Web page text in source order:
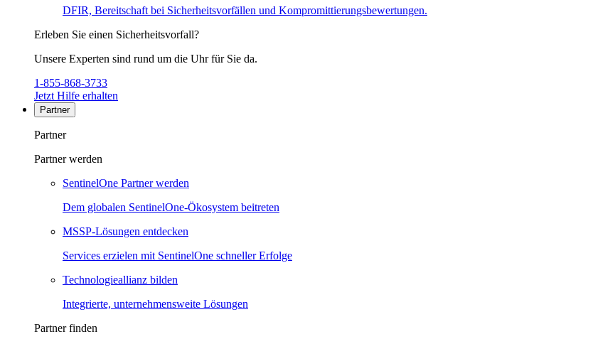
DFIR, Bereitschaft bei Sicherheitsvorfällen und Kompromittierungsbewertungen.
Erleben Sie einen Sicherheitsvorfall?
Unsere Experten sind rund um die Uhr für Sie da.
1-855-868-3733
Jetzt Hilfe erhalten
Partner
Partner
Partner werden
SentinelOne Partner werden
Dem globalen SentinelOne-Ökosystem beitreten
MSSP-Lösungen entdecken
Services erzielen mit SentinelOne schneller Erfolge
Technologieallianz bilden
Integrierte, unternehmensweite Lösungen
Partner finden